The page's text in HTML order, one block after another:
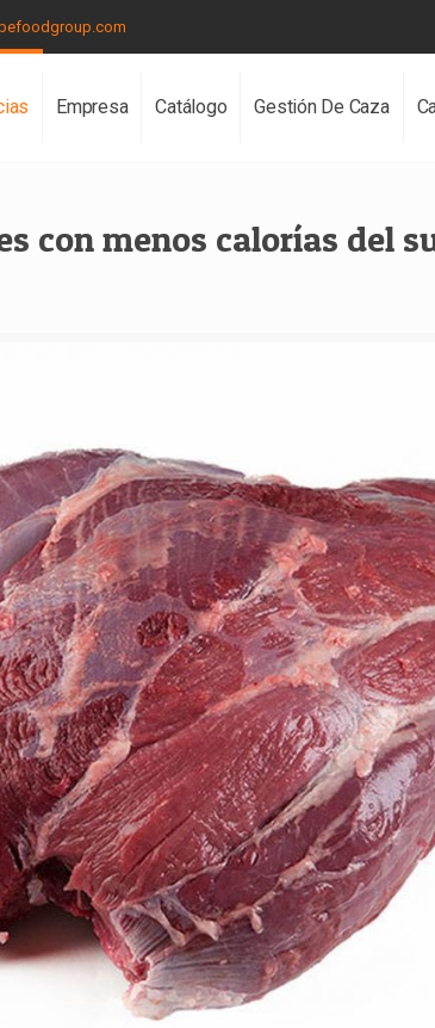
Empresa Catálogo Gestión De Caza
con menos calorías del